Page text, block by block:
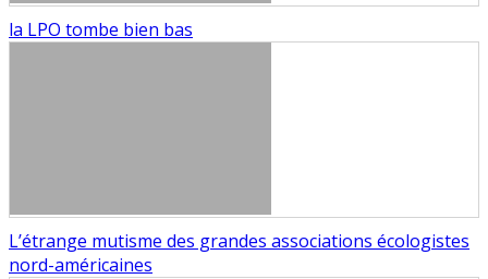
la LPO tombe bien bas
L’étrange mutisme des grandes associations écologistes
nord-américaines